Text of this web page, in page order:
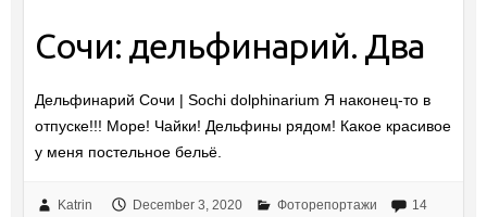
Сочи: дельфинарий. Два
Дельфинарий Сочи | Sochi dolphinarium Я наконец-то в
отпуске!!! Море! Чайки! Дельфины рядом! Какое красивое
у меня постельное бельё.
Katrin December 3, 2020 Фоторепортажи
14